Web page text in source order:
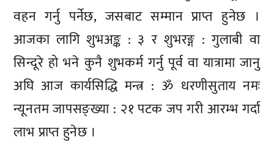
वहन गर्नु पर्नेछ, जसबाट सम्मान प्राप्त हुनेछ ।
आजका लागि शुभअङ्क : ३ र शुभरङ्ग : गुलाबी वा
सिन्दूरे हो भने कुनै शुभकर्म गर्नु पूर्व वा यात्रामा जानु
अघि आज कार्यसिद्धि मन्त्र : ॐ धरणीसुताय नमः
न्यूनतम जापसङ्ख्या : २१ पटक जप गरी आरम्भ गर्दा
लाभ प्राप्त हुनेछ ।